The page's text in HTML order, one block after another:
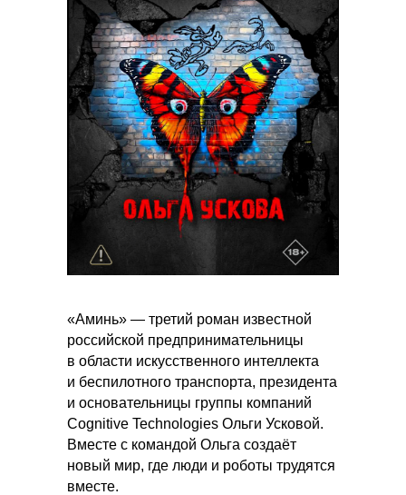
«Аминь» — третий роман известной
российской предпринимательницы
в области искусственного интеллекта
и беспилотного транспорта, президента
и основательницы группы компаний
Cognitive Technologies Ольги Усковой.
Вместе с командой Ольга создаёт
новый мир, где люди и роботы трудятся
вместе.